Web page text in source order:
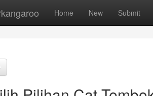
Home New Submit